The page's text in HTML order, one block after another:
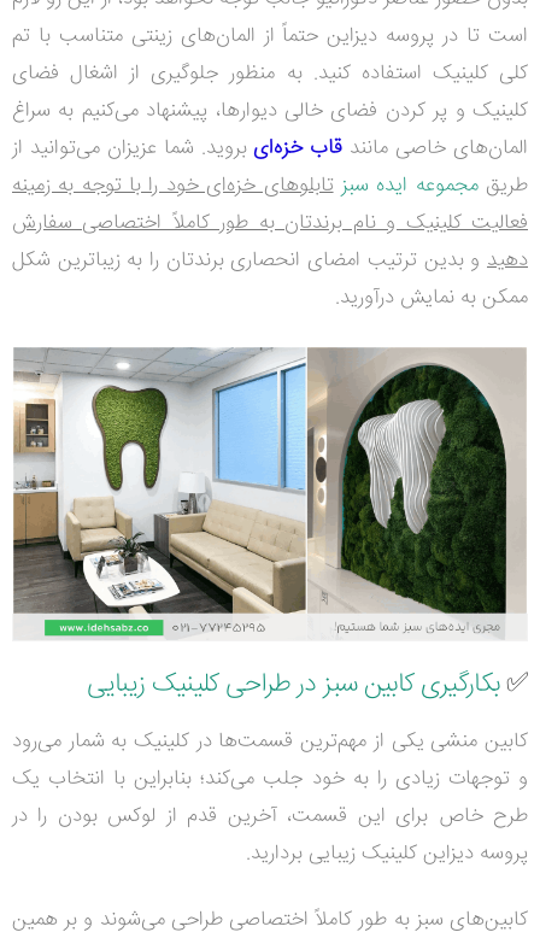
است تا در پروسه دیزاین حتماً از المان‌های زینتی متناسب با تم
کلی کلینیک استفاده کنید. به منظور جلوگیری از اشغال فضای
کلینیک و پر کردن فضای خالی دیوارها، پیشنهاد می‌کنیم به سراغ
المان‌های خاصی مانند قاب خزه‌ایبروید. شما عزیزان می‌توانید از
طریقمجموعه ایده سبز تابلوهای خزه‌ای خود را با توجه به زمینه
فعالیت کلینیک و نام برندتان به طور کاملاً اختصاصی سفارش
دهید و بدین ترتیب امضای انحصاری برندتان را به زیباترین شکل
ممکن به نمایش درآورید.
✅بکارگیری کابین سبز در طراحی کلینیک زیبایی
کابین منشی یکی از مهم‌ترین قسمت‌ها در کلینیک به شمار می‌رود
و توجهات زیادی را به خود جلب می‌کند؛ بنابراین با انتخاب یک
طرح خاص برای این قسمت، آخرین قدم از لوکس بودن را در
پروسه دیزاین کلینیک زیبایی بردارید.
کابین‌های سبز به طور کاملاً اختصاصی طراحی می‌شوند و بر همین